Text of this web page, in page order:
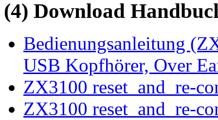
(4) Download
Bedienungsanleitung
USB Kopfhörer, Over
ZX3100 reset_and_re-
ZX3100 reset_and_re-